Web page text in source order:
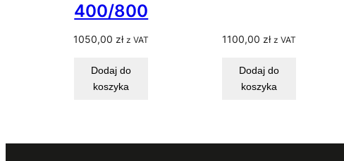
400/800
1050,00 zł z VAT
Dodaj do
koszyka
1100,00 zł z VAT
Dodaj do
koszyka